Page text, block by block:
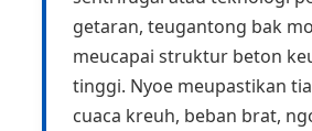
getaran, teugantong bak
meucapai struktur beton
tinggi. Nyoe meupastikan
cuaca kreuh, beban brat,